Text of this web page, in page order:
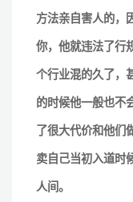
方法亲自害人的，
你，他就违法了行
个行业混的久了，
的时候他一般也不
了很大代价和他们
卖自己当初入道时
人间。